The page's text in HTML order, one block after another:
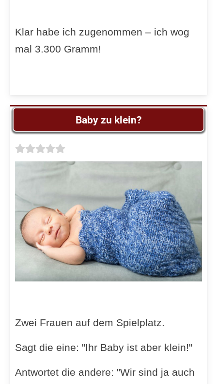
Klar habe ich zugenommen – ich wog
mal 3.300 Gramm!
Baby zu klein?
Zwei Frauen auf dem Spielplatz.
Sagt die eine: "Ihr Baby ist aber klein!"
Antwortet die andere: "Wir sind ja auch